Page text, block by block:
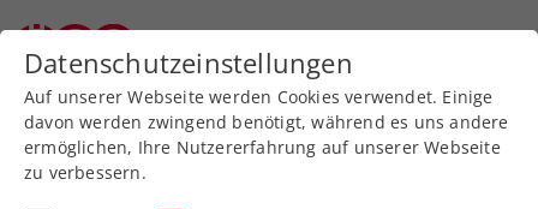
Zurück zur Newsübersicht
Turniere
Datenschutzeinstellungen
Auf unserer Webseite werden Cookies verwendet. Einige
davon werden zwingend benötigt, während es uns andere
ermöglichen, Ihre Nutzererfahrung auf unserer Webseite
zu verbessern.